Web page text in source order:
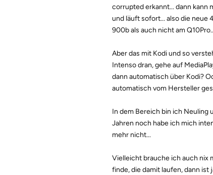
corrupted erkannt... dann kann
und läuft sofort... also die neue
900b als auch nicht am
Aber das mit Kodi und so
Intenso dran, gehe auf
dann automatisch über Kodi?
automatisch vom Hersteller
In dem Bereich bin ich Neuling
Jahren noch habe ich mich
mehr nicht...
Vielleicht brauche ich auch nix
finde, die damit laufen, dann ist